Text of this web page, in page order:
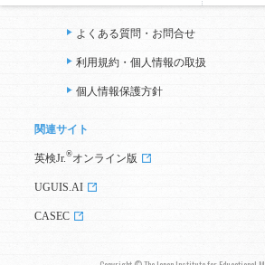
よくある質問・お問合せ
利用規約・個人情報の取扱
個人情報保護方針
関連サイト
英検Jr. ®オンライン版
UGUIS.AI
CASEC